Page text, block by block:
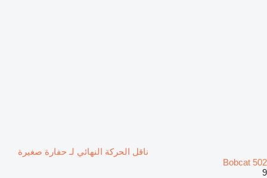
ناقل الحركة النهائي لـ حفارة صغيرة
Bobcat 502
9